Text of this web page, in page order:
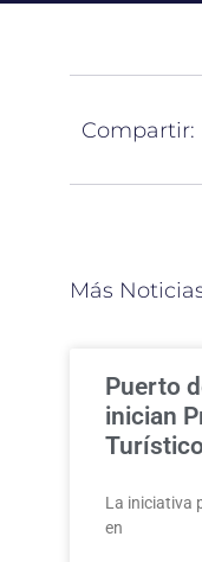
Compartir:
Más
Puerto
inician
La iniciativa
en